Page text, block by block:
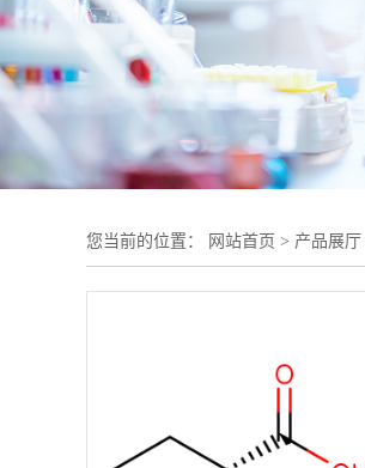
您当前的位置： 网站首页 > 产品展厅